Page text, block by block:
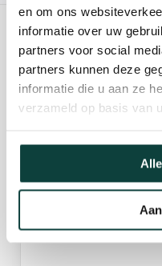
en om ons
informatie over uw
partners voor social
partners kunnen deze
informatie die u aan ze
verzameld op basis van
GERELATEERDE
Kibani bladblazer 42.7